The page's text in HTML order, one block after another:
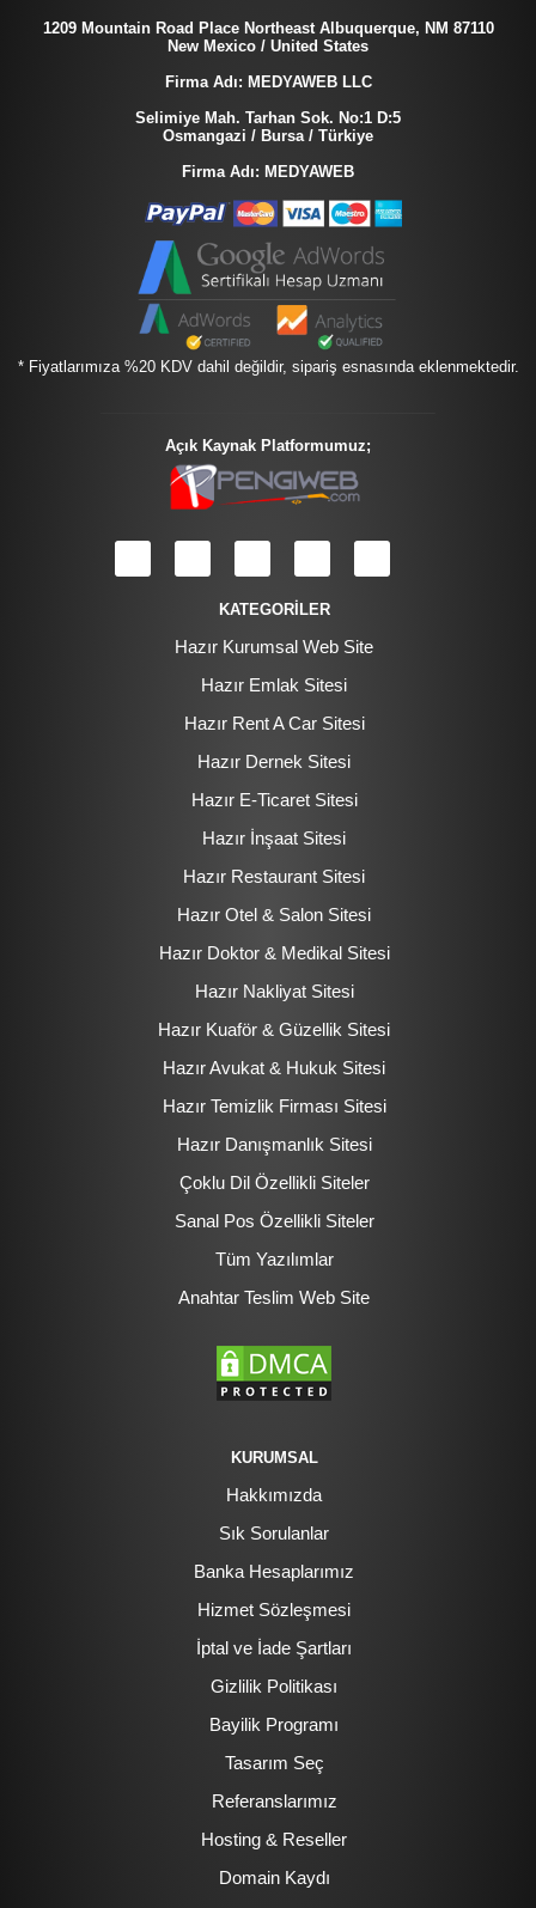
1209 Mountain Road Place Northeast Albuquerque, NM 87110
New Mexico / United States
Firma Adı: MEDYAWEB LLC
Selimiye Mah. Tarhan Sok. No:1 D:5
Osmangazi / Bursa / Türkiye
Firma Adı: MEDYAWEB
* Fiyatlarımıza %20 KDV dahil değildir, sipariş esnasında eklenmektedir.
Açık Kaynak Platformumuz;
KATEGORİLER
Hazır Kurumsal Web Site
Hazır Emlak Sitesi
Hazır Rent A Car Sitesi
Hazır Dernek Sitesi
Hazır E-Ticaret Sitesi
Hazır İnşaat Sitesi
Hazır Restaurant Sitesi
Hazır Otel & Salon Sitesi
Hazır Doktor & Medikal Sitesi
Hazır Nakliyat Sitesi
Hazır Kuaför & Güzellik Sitesi
Hazır Avukat & Hukuk Sitesi
Hazır Temizlik Firması Sitesi
Hazır Danışmanlık Sitesi
Çoklu Dil Özellikli Siteler
Sanal Pos Özellikli Siteler
Tüm Yazılımlar
Anahtar Teslim Web Site
KURUMSAL
Hakkımızda
Sık Sorulanlar
Banka Hesaplarımız
Hizmet Sözleşmesi
İptal ve İade Şartları
Gizlilik Politikası
Bayilik Programı
Tasarım Seç
Referanslarımız
Hosting & Reseller
Domain Kaydı